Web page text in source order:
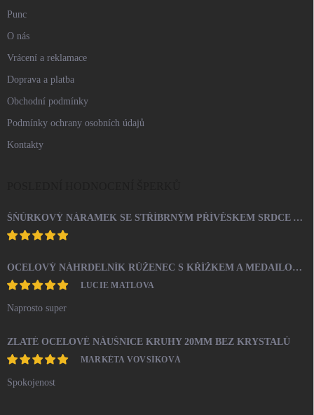
Punc
O nás
Vrácení a reklamace
Doprava a platba
Obchodní podmínky
Podmínky ochrany osobních údajů
Kontakty
ŠŇŮRKOVÝ NÁRAMEK SE STŘÍBRNÝM PŘÍVĚSKEM SRDCE A KRYSTALY SWAROVSKI CRYSTAL (STŘÍBRO 925/1000)
OCELOVÝ NÁHRDELNÍK RŮŽENEC S KŘÍŽKEM A MEDAILONEM
LUCIE MATLOVA
Naprosto super
ZLATÉ OCELOVÉ NÁUŠNICE KRUHY 20MM BEZ KRYSTALŮ
MARKÉTA VOVSÍKOVÁ
Spokojenost